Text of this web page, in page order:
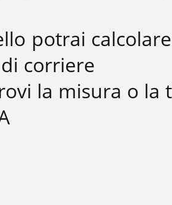
potrai
corriere
la misura o la